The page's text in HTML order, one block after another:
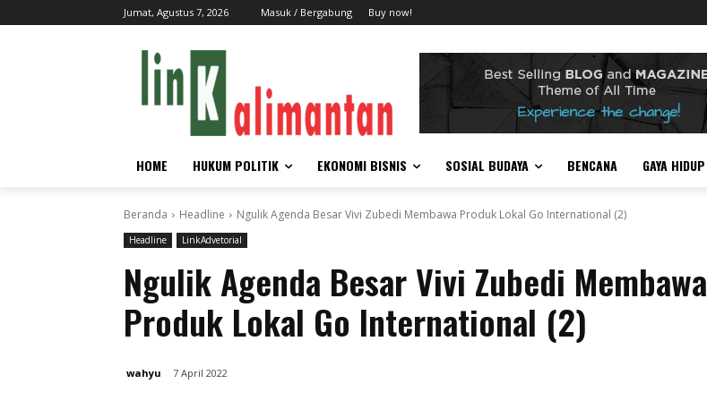
Jumat, Agustus 7, 2026 Masuk / Bergabung Buy now!
HOME HUKUM POLITIK EKONOMI BISNIS SOSIAL BUDAYA BENCANA GAYA HIDUP
Beranda Headline Ngulik Agenda Besar Vivi Zubedi Membawa Produk Lokal Go International (2)
Headline LinkAdvetorial
Ngulik Agenda Besar Vivi Zubedi Membawa
Produk Lokal Go International (2)
wahyu 7 April 2022